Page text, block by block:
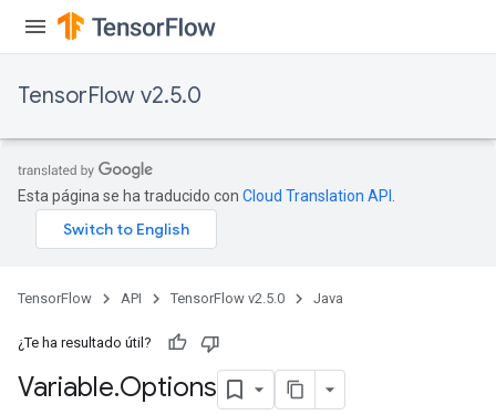
TensorFlow v2.5.0
Esta página se ha traducido con Cloud Translation API
TensorFlow API TensorFlow v2.5.0 Java
¿Te ha resultado útil?
Variable.Options